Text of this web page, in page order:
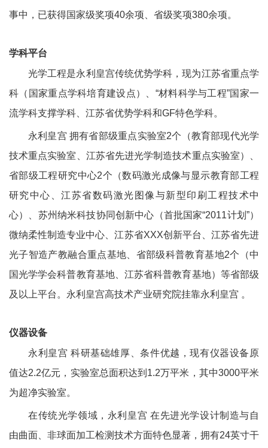
事中，已获得国家级奖项40余项、省级奖项380余项。
学科平台
光学工程是永利皇宫传统优势学科，现为江苏省重点学
科（国家重点学科培育建设点）、“材料科学与工程”国家一
流学科支撑学科、江苏省优势学科和GF特色学科。
永利皇宫 拥有省部级重点实验室2个（教育部现代光学
技术重点实验室、江苏省先进光学制造技术重点实验室）、
省部级工程研究中心2个（数码激光成像与显示教育部工程
研究中心、江苏省数码激光图像与新型印刷工程技术中
心）、苏州纳米科技协同创新中心（首批国家“2011计划”）
微纳柔性制造专业中心、江苏省XXX创新平台、江苏省先进
光子智造产教融合重点基地、省部级科普教育基地2个（中
国光学学会科普教育基地、江苏省科普教育基地）等省部级
及以上平台。永利皇宫高技术产业研究院挂靠永利皇宫 。
仪器设备
永利皇宫 科研基础雄厚、条件优越，现有仪器设备原
值达2.2亿元，实验室总面积达到 1.2万平米，其中3000平米
为超净实验室。
在传统光学领域，永利皇宫 在先进光学设计制造与自
由曲面、非球面加工检测技术方面特色显著，拥有24英寸干